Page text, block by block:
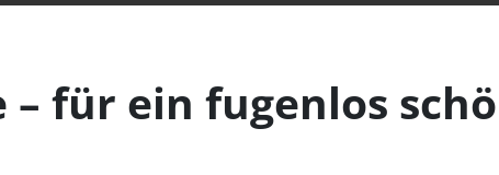
für ein fugenlos